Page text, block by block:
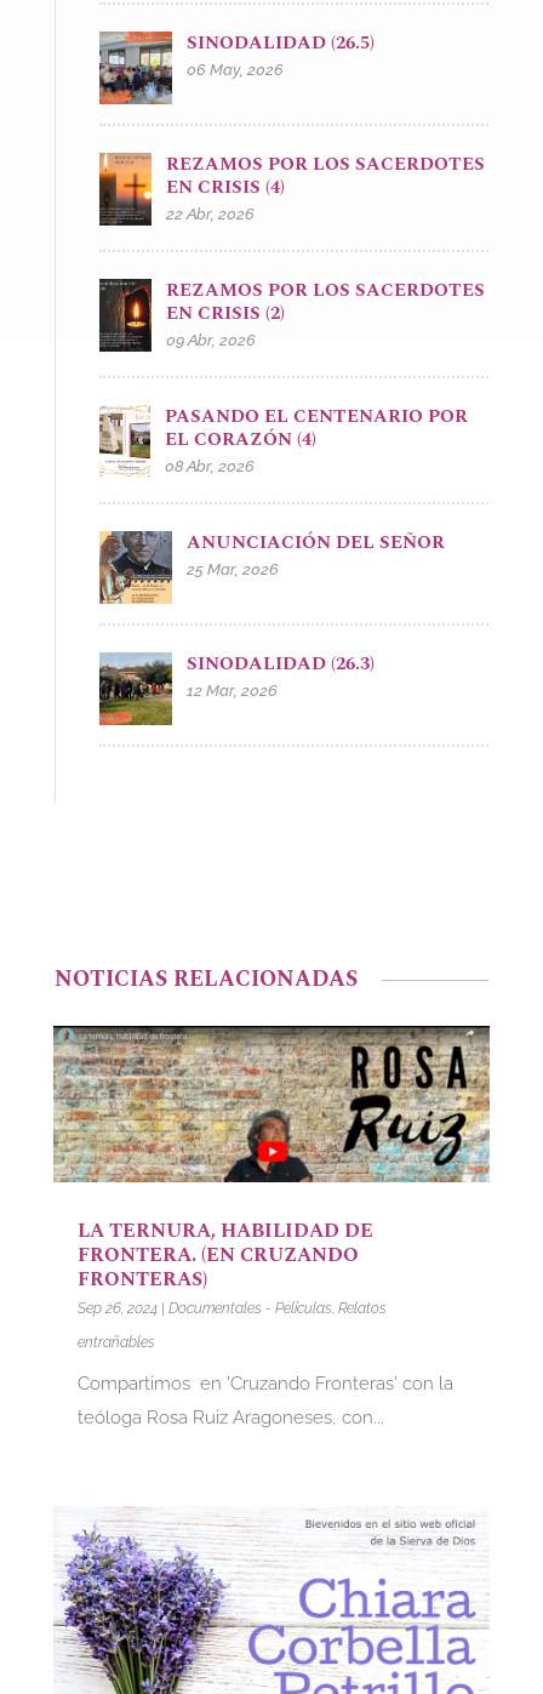
SINODALIDAD (26.5)
06 May, 2026
REZAMOS POR LOS SACERDOTES
EN CRISIS (4)
22 Abr, 2026
REZAMOS POR LOS SACERDOTES
EN CRISIS (2)
09 Abr, 2026
PASANDO EL CENTENARIO POR
EL CORAZÓN (4)
08 Abr, 2026
ANUNCIACIÓN DEL SEÑOR
25 Mar, 2026
SINODALIDAD (26.3)
12 Mar, 2026
NOTICIAS RELACIONADAS
LA TERNURA, HABILIDAD DE
FRONTERA. (EN CRUZANDO
FRONTERAS)
Sep 26, 2024| Documentales - Películas, Relatos
entrañables
Compartimos en 'Cruzando Fronteras' con la
teóloga Rosa Ruiz Aragoneses, con...